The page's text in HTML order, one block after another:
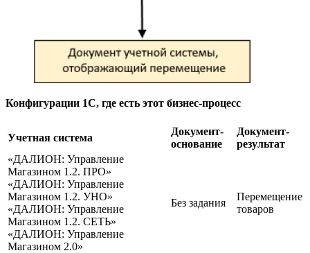
Конфигурации 1С, где есть этот бизнес-процесс
Учетная система
Документ-
основание
Документ-
результат
«ДАЛИОН: Управление
Магазином 1.2. ПРО»
«ДАЛИОН: Управление
Магазином 1.2. УНО»
«ДАЛИОН: Управление
Магазином 1.2. СЕТЬ»
«ДАЛИОН: Управление
Магазином 2.0»
Без задания
Перемещение
товаров